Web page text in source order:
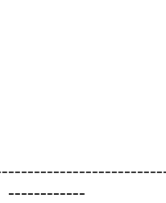
------------